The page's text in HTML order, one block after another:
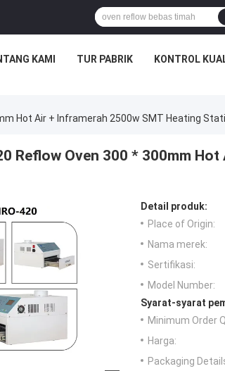
KAMI TUR PABRIK KONTROL
Hot Air + Inframerah 2500w SMT Heating
Reflow Oven 300 * 300mm
Detail produk:
Place of Origin:
Nama merek:
Sertifikasi:
Model Number:
Syarat-syarat
Minimum Order
Harga:
Packaging